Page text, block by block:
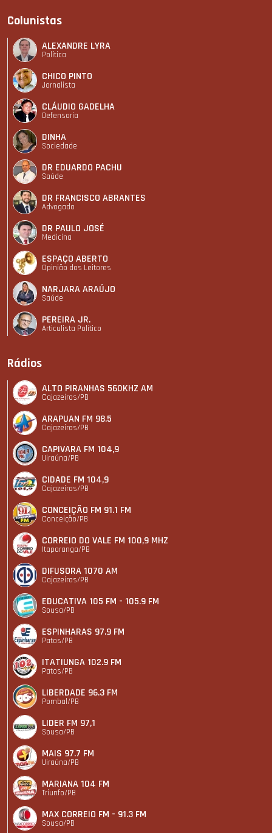
Colunistas
ALEXANDRE LYRA
Política
CHICO PINTO
Jornalista
CLÁUDIO GADELHA
Defensoria
DINHA
Sociedade
DR EDUARDO PACHU
Saúde
DR FRANCISCO ABRANTES
Advogado
DR PAULO JOSÉ
Medicina
ESPAÇO ABERTO
Opinião dos Leitores
NARJARA ARAÚJO
Saúde
PEREIRA JR.
Articulista Polí­tico
Rádios
ALTO PIRANHAS 560KHZ AM
Cajazeiras/PB
ARAPUAN FM 98.5
Cajazeiras/PB
CAPIVARA FM 104,9
Uiraúna/PB
CIDADE FM 104,9
Cajazeiras/PB
CONCEIÇÃO FM 91.1 FM
Conceição/PB
CORREIO DO VALE FM 100,9 MHZ
Itaporanga/PB
DIFUSORA 1070 AM
Cajazeiras/PB
EDUCATIVA 105 FM - 105.9 FM
Sousa/PB
ESPINHARAS 97.9 FM
Patos/PB
ITATIUNGA 102.9 FM
Patos/PB
LIBERDADE 96.3 FM
Pombal/PB
LIDER FM 97,1
Sousa/PB
MAIS 97.7 FM
Uiraúna/PB
MARIANA 104 FM
Triunfo/PB
MAX CORREIO FM - 91.3 FM
Sousa/PB